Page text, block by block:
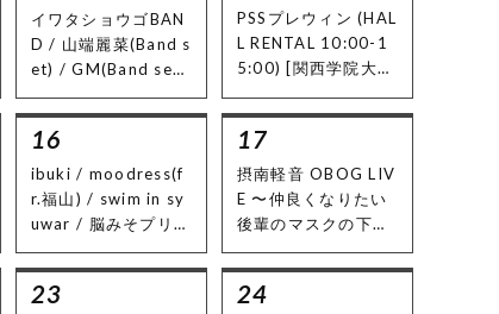
ウ[ibuki] / 有澤[ア
トリエコード] / きゃ
わこ[ibuki] / 伊藤伶
のぶ / ぼ〜ちゃん[ア
シタマタ] / やぶ[ア
シタマタ] / 西川卓志
/ 天珠[LiLY Morator
ium] / GM / 風雅 ｜
★FOOD:むーむーキ
ッチン
イワタショウゴBAN
D / 山端麗菜(Band s
et) / GM(Band set)
/ 三杉知嘉良[アサノ
レインコート] / fuji
maki.
PSSプレウィン (HAL
L RENTAL 10:00-1
5:00) [関西学院大学
16
ibuki / moodress(f
r.福山) / swim in sy
uwar / 脳みそプリン
ズ / O.H : 西川卓志
17
摂南軽音 OBOG LIV
E 〜仲良くなりたい
後輩のマスクの下を
知らない2022〜【H
ALL RENTAL 10:30
-20:00】
23 24